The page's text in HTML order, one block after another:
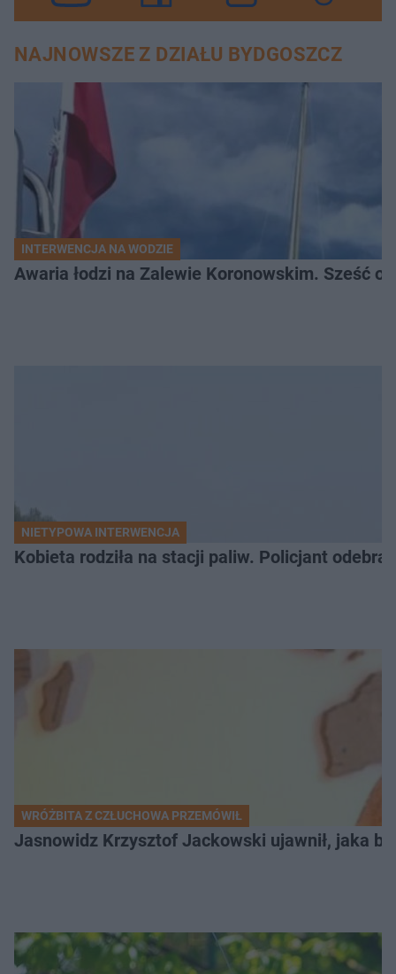
NAJNOWSZE Z DZIAŁU BYDGOSZCZ
INTERWENCJA NA WODZIE
Awaria łodzi na Zalewie Koronowskim. Sześć
NIETYPOWA INTERWENCJA
Kobieta rodziła na stacji paliw. Policjant
WRÓŻBITA Z CZŁUCHOWA PRZEMÓWIŁ
Jasnowidz Krzysztof Jackowski ujawnił, jaka